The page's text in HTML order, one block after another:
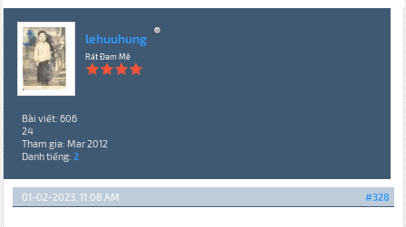
lehuuhung
Rất Đam Mê
Bài viết: 606
24
Tham gia: Mar 2012
Danh tiếng: 2
#328
01-02-2023, 11:08 AM